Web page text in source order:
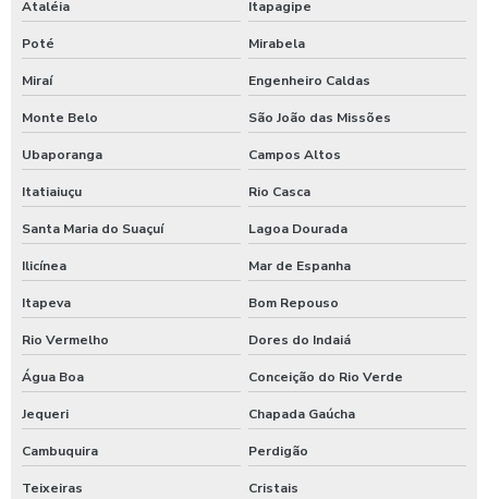
Ataléia Itapagipe
Poté Mirabela
Miraí Engenheiro Caldas
Monte Belo São João das Missões
Ubaporanga Campos Altos
Itatiaiuçu Rio Casca
Santa Maria do Suaçuí Lagoa Dourada
Ilicínea Mar de Espanha
Itapeva Bom Repouso
Rio Vermelho Dores do Indaiá
Água Boa Conceição do Rio Verde
Jequeri Chapada Gaúcha
Cambuquira Perdigão
Teixeiras Cristais